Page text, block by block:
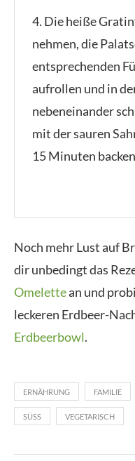
4. Die heiße
nehmen, die
entsprechenden
aufrollen und in
nebeneinander
mit der sauren
15 Minuten
Noch mehr Lust auf
dir unbedingt das
Omelettean und
leckeren Erdbeer-
Erdbeerbowl.
ERNÄHRUNG FAMILIE
SÜSS VEGETARISCH